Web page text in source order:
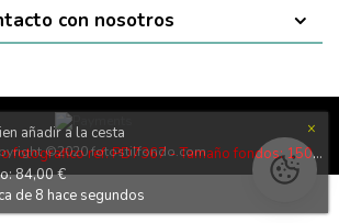
con nosotros
©2020 fotostilfondo.com
añadir a la cesta
Fondo fotografico ref. PD7367 - Tamaño fondos: 150x150cm canvas con nucleo de aluminio - sin arrugas - sin suelo
84,00 €
de 8 hace segundos
×